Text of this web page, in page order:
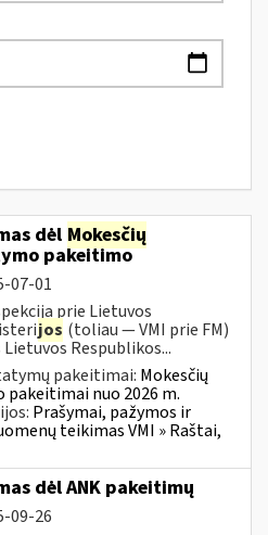
dėl Mokesčių
pakeitimo
07-01
prie Lietuvos
jos (toliau — VMI prie FM)
Respublikos...
pakeitimai: Mokesčių
nuo 2026 m.
Prašymai, pažymos ir
teikimas VMI » Raštai,
dėl ANK pakeitimų
09-26